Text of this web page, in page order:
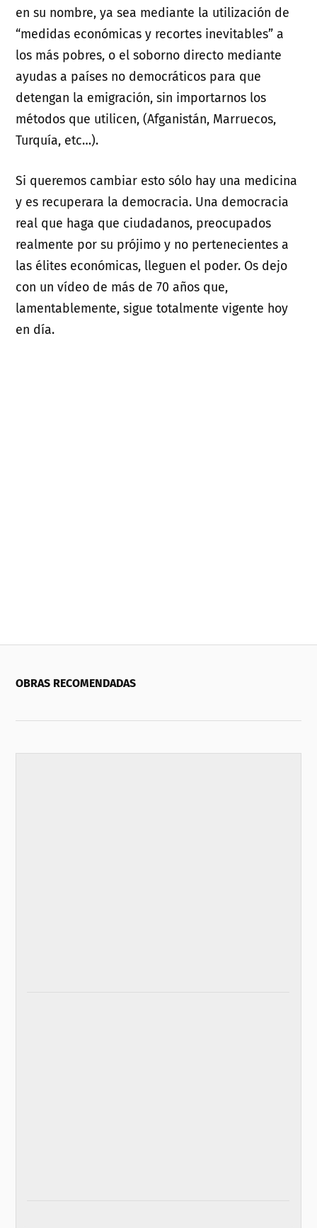
en su nombre, ya sea mediante la utilización de
“medidas económicas y recortes inevitables” a
los más pobres, o el soborno directo mediante
ayudas a países no democráticos para que
detengan la emigración, sin importarnos los
métodos que utilicen, (Afganistán, Marruecos,
Turquía, etc…).
Si queremos cambiar esto sólo hay una medicina
y es recuperara la democracia. Una democracia
real que haga que ciudadanos, preocupados
realmente por su prójimo y no pertenecientes a
las élites económicas, lleguen el poder. Os dejo
con un vídeo de más de 70 años que,
lamentablemente, sigue totalmente vigente hoy
en día.
OBRAS RECOMENDADAS